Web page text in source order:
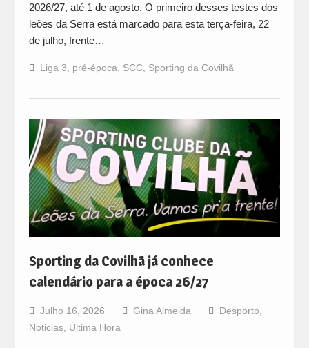
2026/27, até 1 de agosto. O primeiro desses testes dos
leões da Serra está marcado para esta terça-feira, 22
de julho, frente…
Liga 3 pré-época SCC, Sporting da Covilhã
Sporting da Covilhã já conhece
calendário para a época 26/27
Julho 16, 2026 Gina Almeida Desporto
Noticias, Última Hora